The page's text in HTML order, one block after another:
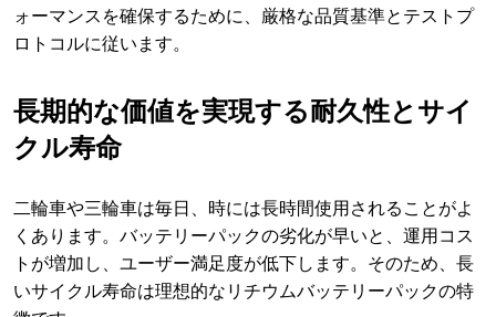
ォーマンスを確保するために、厳格な品質基準とテストプ
ロトコルに従います。
長期的な価値を実現する耐久性とサイ
クル寿命
二輪車や三輪車は毎日、時には長時間使用されることがよ
くあります。バッテリーパックの劣化が早いと、運用コス
トが増加し、ユーザー満足度が低下します。そのため、長
いサイクル寿命は理想的なリチウムバッテリーパックの特